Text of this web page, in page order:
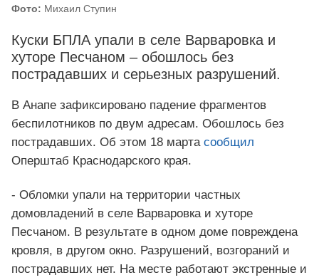
Фото: Михаил Ступин
Куски БПЛА упали в селе Варваровка и
хуторе Песчаном – обошлось без
пострадавших и серьезных разрушений.
В Анапе зафиксировано падение фрагментов
беспилотников по двум адресам. Обошлось без
пострадавших. Об этом 18 марта сообщил
Оперштаб Краснодарского края.
- Обломки упали на территории частных
домовладений в селе Варваровка и хуторе
Песчаном. В результате в одном доме повреждена
кровля, в другом окно. Разрушений, возгораний и
пострадавших нет. На месте работают экстренные и